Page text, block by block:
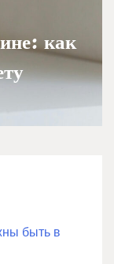
как
быть в